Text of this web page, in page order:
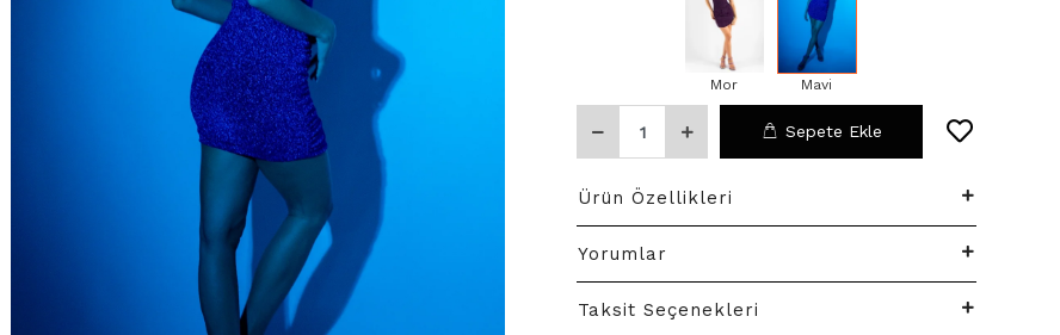
Mor Mavi
Sepete Ekle
Ürün Özellikleri
Yorumlar
Taksit Seçenekleri